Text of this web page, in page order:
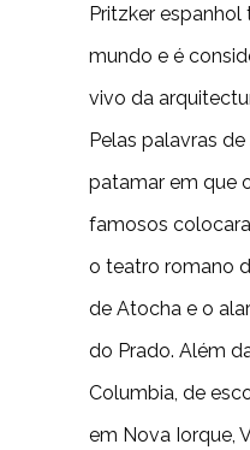
Pritzker
mundo e é
vivo da
Pelas palavras
patamar em que
famosos
o teatro romano
de Atocha e o
do Prado. Além
Columbia, de
em Nova Iorque,